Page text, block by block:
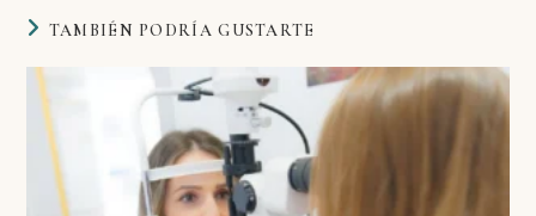
TAMBIÉN PODRÍA GUSTARTE